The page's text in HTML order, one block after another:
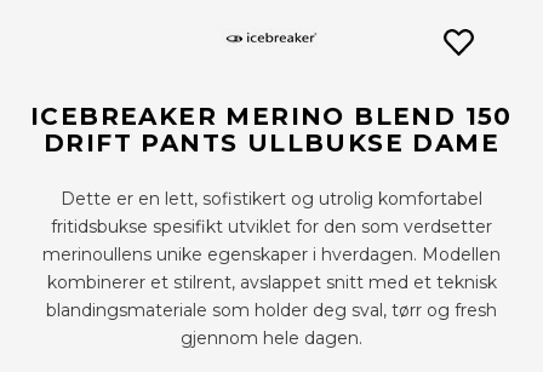
ICEBREAKER MERINO BLEND 150
DRIFT PANTS ULLBUKSE DAME
Dette er en lett, sofistikert og utrolig komfortabel
fritidsbukse spesifikt utviklet for den som verdsetter
merinoullens unike egenskaper i hverdagen. Modellen
kombinerer et stilrent, avslappet snitt med et teknisk
blandingsmateriale som holder deg sval, tørr og fresh
gjennom hele dagen.